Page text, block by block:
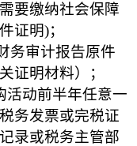
要缴纳社会保障
证明)；
务审计报告原件
证明材料）；
活动前半年任意一
务发票或完税证
录或税务主管部